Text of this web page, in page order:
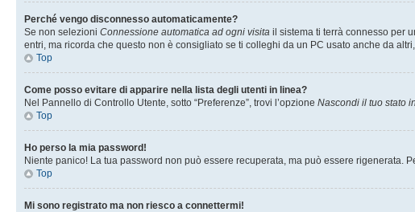
Perché vengo disconnesso automaticamente?
Se non selezioni Connessione automatica ad ogni visita il sistema ti terrà connesso per
entri, ma ricorda che questo non è consigliato se ti colleghi da un PC usato anche da
Top
Come posso evitare di apparire nella lista degli utenti in linea?
Nel Pannello di Controllo Utente, sotto “Preferenze”, trovi l’opzione Nascondi il tuo stato
Top
Ho perso la mia password!
Niente panico! La tua password non può essere recuperata, ma può essere rigenerata.
Top
Mi sono registrato ma non riesco a connettermi!